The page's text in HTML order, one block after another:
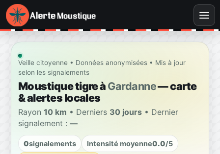
Veille citoyenne • Données anonymisées • Mis à jour
selon les signalements
Moustique tigre àGardanne— carte
& alertes locales
Rayon 10 km • Derniers 30 jours • Dernier
signalement : —
0signalements Intensité moyenne0.0/5